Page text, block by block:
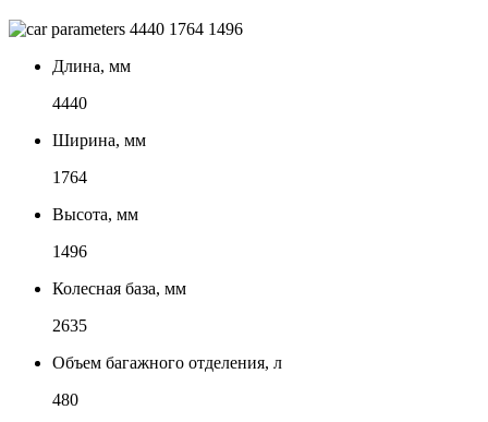
4440 1764 1496
Длина, мм
4440
Ширина, мм
1764
Высота, мм
1496
Колесная база, мм
2635
Объем багажного отделения, л
480